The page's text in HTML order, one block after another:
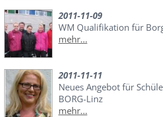
2011-11-09
WM Qualifikation für
mehr...
2011-11-11
Neues Angebot für
BORG-Linz
mehr...